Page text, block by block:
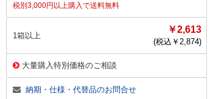
税別3,000円以上購入で送料無料
1箱以上
￥2,613
(税込￥ 2,874)
大量購入特別価格のご相談
納期・仕様・代替品のお問合せ